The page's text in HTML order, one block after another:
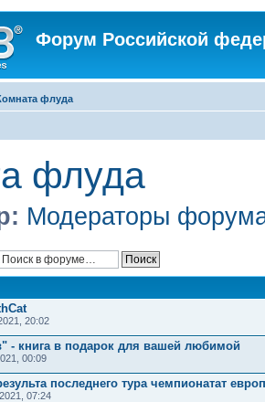
Форум Российской
флуда
флуда
Модераторы
20:02
- книга в подарок для вашей любимой
00:09
последнего тура чемпионатат
07:24